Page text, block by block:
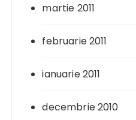
martie 2011
februarie 2011
ianuarie 2011
decembrie 2010